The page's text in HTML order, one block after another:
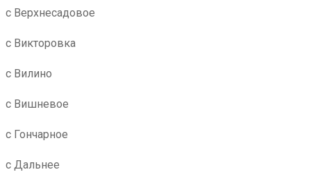
с Верхнесадовое
с Викторовка
с Вилино
с Вишневое
с Гончарное
с Дальнее